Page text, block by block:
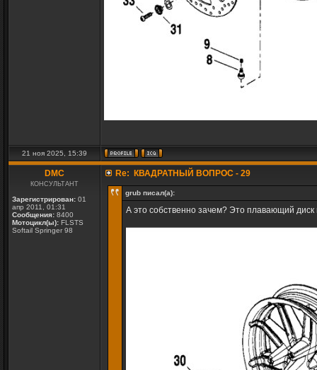
21 ноя 2025, 15:39
DMC
КОНСУЛЬТАНТ
Зарегистрирован: 01
апр 2011, 01:31
Сообщения: 8400
Мотоцикл(ы): FLSTS
Softail Springer 98
Re: КВАДРАТНЫЙ ВОПРОС - 29
grub писал(а):
А это собственно зачем? Это плавающий диск